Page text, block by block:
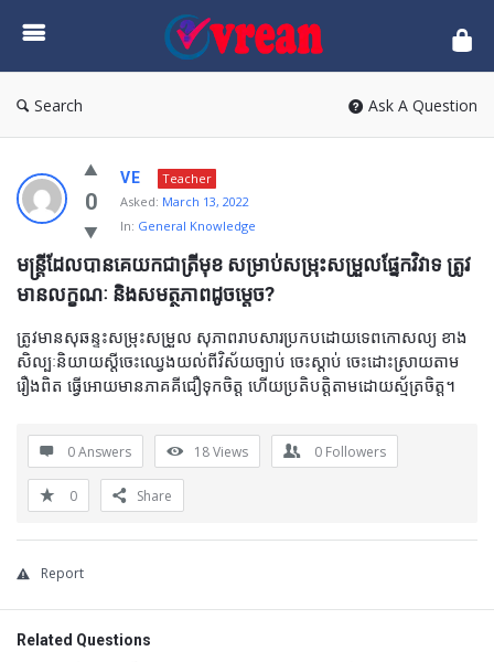
vrean.com
Search Ask A Question
0
VE
Teacher
Asked: March 13, 2022
In: General Knowledge
មន្ត្រីដែលបានគេយកជាត្រីមុខ សម្រាប់សម្រុះសម្រួលផ្នែកវិវាទ ត្រូវ
មានលក្ខណៈ និងសមត្ថភាពដូចម្តេច?
ត្រូវមានសុឆន្ទះសម្រុះសម្រួល សុភាពរាបសារប្រកបដោយទេពកោសល្យ ខាង
សិល្បៈនិយាយស្តីចេះឈ្វេងយល់ពីវិស័យច្បាប់ ចេះស្តាប់ ចេះដោះស្រាយតាម
រឿងពិត ធ្វើអោយមានភាគគីជឿទុកចិត្ត ហើយប្រតិបត្តិតាមដោយស័្មត្រចិត្ត។
0 Answers 18Views 0 Followers
0 Share
Report
Related Questions